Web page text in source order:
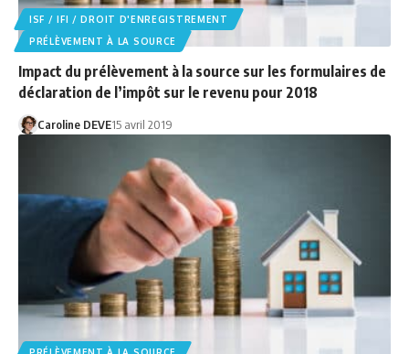
ISF / IFI / DROIT D'ENREGISTREMENT
PRÉLÈVEMENT À LA SOURCE
Impact du prélèvement à la source sur les formulaires de
déclaration de l’impôt sur le revenu pour 2018
Caroline DEVE15 avril 2019